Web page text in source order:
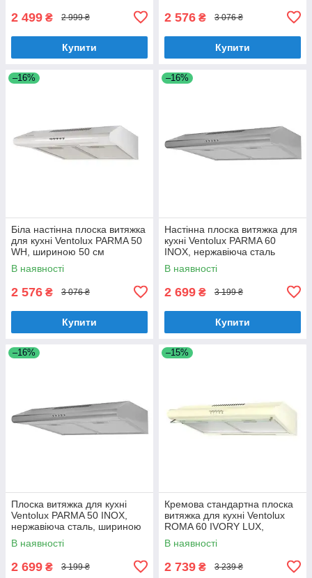
2 499 ₴ 2 999 ₴
Купити
2 576 ₴ 3 076 ₴
Купити
–16%
Біла настінна плоска витяжка
для кухні Ventolux PARMA 50
WH, шириною 50 см
В наявності
2 576 ₴ 3 076 ₴
Купити
–16%
Настінна плоска витяжка для
кухні Ventolux PARMA 60
INOX, нержавіюча сталь
шириною 60 см
В наявності
2 699 ₴ 3 199 ₴
Купити
–16%
Плоска витяжка для кухні
Ventolux PARMA 50 INOX,
нержавіюча сталь, шириною
50 см, під навісну шафу
В наявності
2 699 ₴ 3 199 ₴
–15%
Кремова стандартна плоска
витяжка для кухні Ventolux
ROMA 60 IVORY LUX,
шириною 60 см, під навісну
шафу
В наявності
2 739 ₴ 3 239 ₴